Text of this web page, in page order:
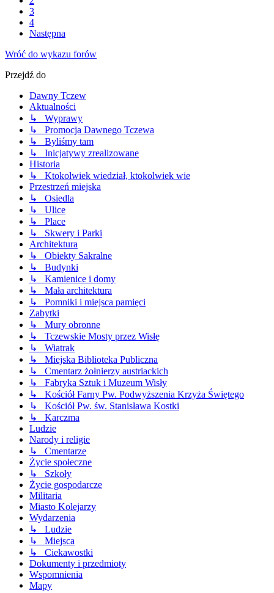
3
4
Następna
Wróć do wykazu forów
Przejdź do
Dawny Tczew
Aktualności
↳ Wyprawy
↳ Promocja Dawnego Tczewa
↳ Byliśmy tam
↳ Inicjatywy zrealizowane
Historia
↳ Ktokolwiek wiedział, ktokolwiek wie
Przestrzeń miejska
↳ Osiedla
↳ Ulice
↳ Place
↳ Skwery i Parki
Architektura
↳ Obiekty Sakralne
↳ Budynki
↳ Kamienice i domy
↳ Mała architektura
↳ Pomniki i miejsca pamięci
Zabytki
↳ Mury obronne
↳ Tczewskie Mosty przez Wisłę
↳ Wiatrak
↳ Miejska Biblioteka Publiczna
↳ Cmentarz żołnierzy austriackich
↳ Fabryka Sztuk i Muzeum Wisły
↳ Kościół Farny Pw. Podwyższenia Krzyża Świętego
↳ Kościół Pw. św. Stanisława Kostki
↳ Karczma
Ludzie
Narody i religie
↳ Cmentarze
Życie społeczne
↳ Szkoły
Życie gospodarcze
Militaria
Miasto Kolejarzy
Wydarzenia
↳ Ludzie
↳ Miejsca
↳ Ciekawostki
Dokumenty i przedmioty
Wspomnienia
Mapy